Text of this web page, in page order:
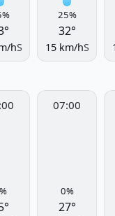
hS
25%
32°
15 km/hS
07:00
0%
27°